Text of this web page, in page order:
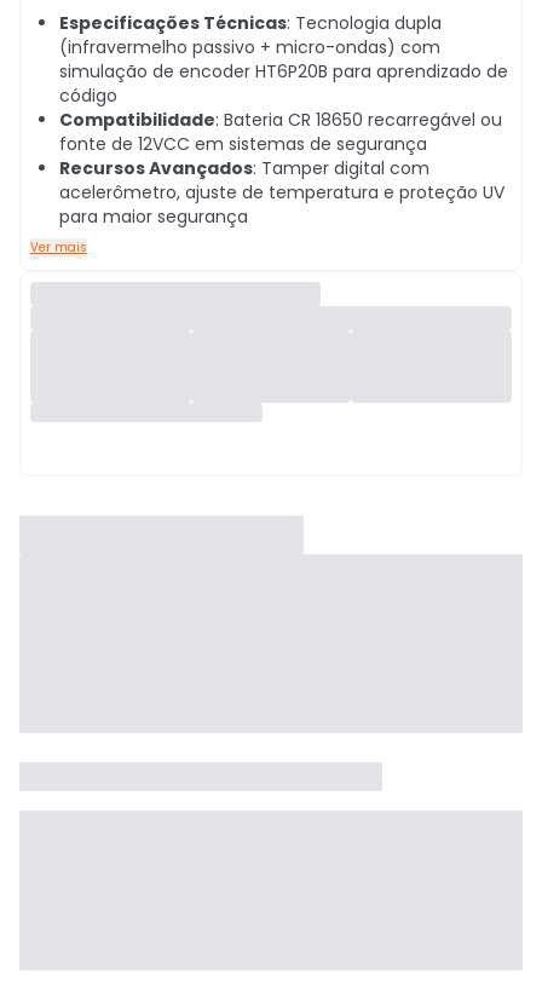
Especificações Técnicas: Tecnologia dupla
(infravermelho passivo + micro-ondas) com
simulação de encoder HT6P20B para aprendizado de
código
Compatibilidade: Bateria CR 18650 recarregável ou
fonte de 12VCC em sistemas de segurança
Recursos Avançados: Tamper digital com
acelerômetro, ajuste de temperatura e proteção UV
para maior segurança
Ver mais